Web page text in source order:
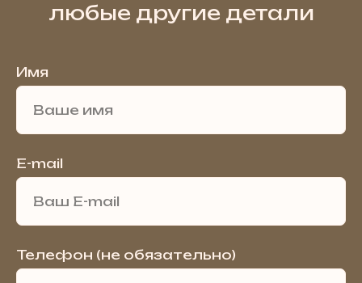
любые другие детали
Имя
E-mail
Телефон (не обязательно)